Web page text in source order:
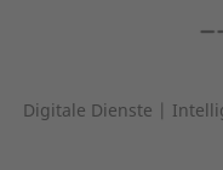
Digitale Dienste |